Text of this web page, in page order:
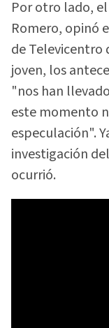
Por otro lado,
Romero, opinó
de Televicentro
joven, los
"nos han
este momento
especulación".
investigación
ocurrió.